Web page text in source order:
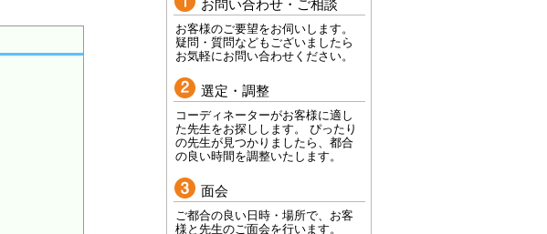
お問い合わせ・ご相談
お客様のご要望をお伺いします。
疑問・質問などもございましたら
お気軽にお問い合わせください。
選定・調整
コーディネーターがお客様に適し
た先生をお探しします。 ぴったり
の先生が見つかりましたら、都合
の良い時間を調整いたします。
面会
ご都合の良い日時・場所で、お客
様と先生のご面会を行います。